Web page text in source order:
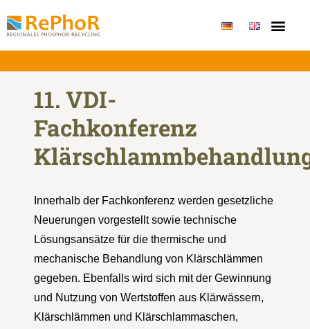
11. VDI-
Fachkonferenz
Innerhalb der Fachkonferenz werden gesetzliche
Neuerungen vorgestellt sowie technische
Lösungsansätze für die thermische und
mechanische Behandlung von Klärschlämmen
gegeben. Ebenfalls wird sich mit der Gewinnung
und Nutzung von Wertstoffen aus Klärwässern,
Klärschlämmen und Klärschlammaschen,